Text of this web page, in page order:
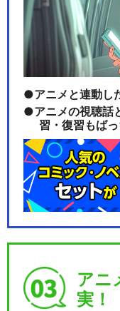
アニメと連動し
アニメの視聴話
習・復習もばっ
アニ
実！